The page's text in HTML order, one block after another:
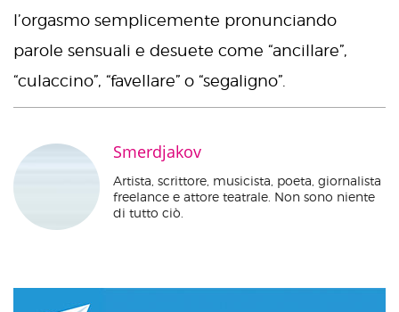
l’orgasmo semplicemente pronunciando
parole sensuali e desuete come “ancillare”,
“culaccino”, “favellare” o “segaligno”.
Smerdjakov
Artista, scrittore, musicista, poeta, giornalista
freelance e attore teatrale. Non sono niente
di tutto ciò.